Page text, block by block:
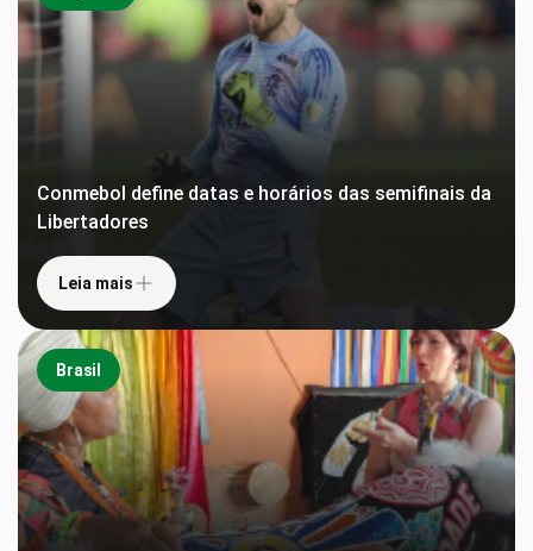
Conmebol define datas e horários das semifinais da
Libertadores
Leia mais
Brasil